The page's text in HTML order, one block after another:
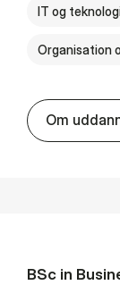
IT og
Organisation
Om
BSc in